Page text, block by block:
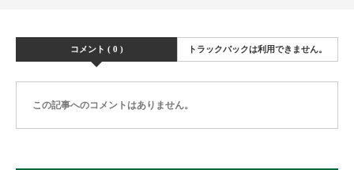
コメント ( 0 ) トラックバックは利用できません。
この記事へのコメントはありません。